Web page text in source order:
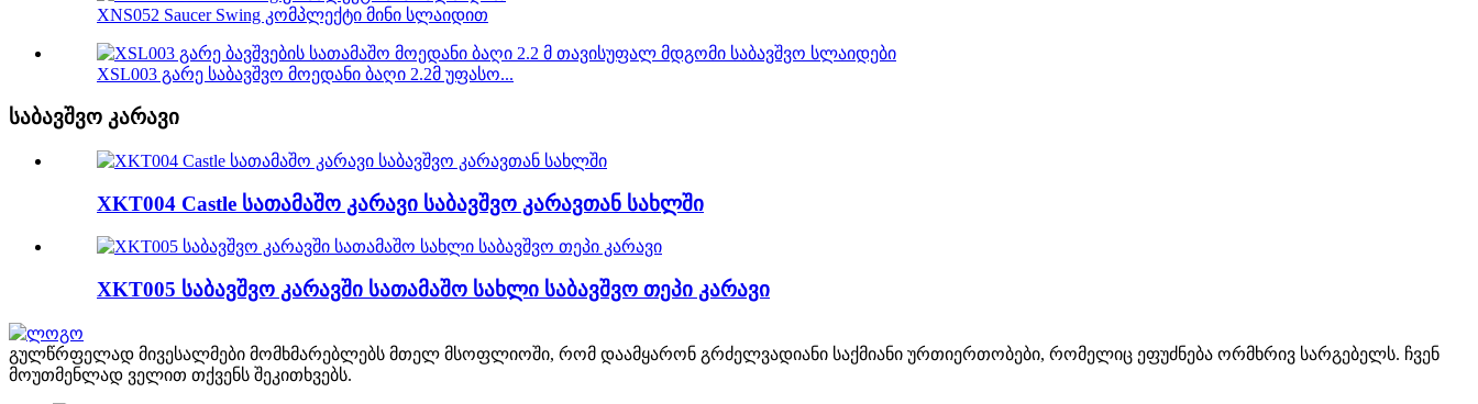
XNS052 Saucer Swing კომპლექტი მინი სლაიდით
XSL003 გარე საბავშვო მოედანი ბაღი 2.2მ უფასო...
საბავშვო კარავი
XKT004 Castle სათამაშო კარავი საბავშვო კარავთან სახლში
XKT005 საბავშვო კარავში სათამაშო სახლი საბავშვო თეპი კარავი
გულწრფელად მივესალმები მომხმარებლებს მთელ მსოფლიოში, რომ დაამყარონ გრძელვადიანი საქმიანი ურთიერთობები, რომელიც ეფუძნება ორმხრივ სარგებელს. ჩვენ
მოუთმენლად ველით თქვენს შეკითხვებს.